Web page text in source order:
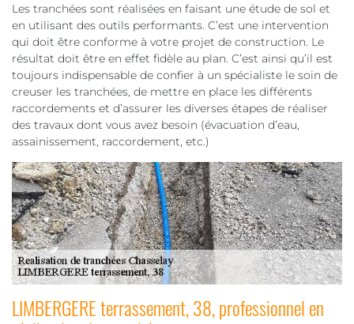
Les tranchées sont réalisées en faisant une étude de sol et
en utilisant des outils performants. C’est une intervention
qui doit être conforme à votre projet de construction. Le
résultat doit être en effet fidèle au plan. C’est ainsi qu’il est
toujours indispensable de confier à un spécialiste le soin de
creuser les tranchées, de mettre en place les différents
raccordements et d’assurer les diverses étapes de réaliser
des travaux dont vous avez besoin (évacuation d’eau,
assainissement, raccordement, etc.)
LIMBERGERE terrassement, 38, professionnel en